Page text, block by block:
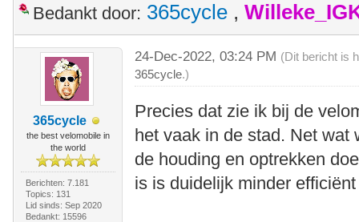
Bedankt door: 365cycle ,
365cycle
the best velomobile in
the world
Berichten: 7.181
Topics: 131
Lid sinds: Sep 2020
Bedankt: 15596
24-Dec-2022, 03:24 PM (Dit bericht is
365cycle.)
Precies dat zie ik bij de
het vaak in de stad. Net wat
de houding en optrekken
is is duidelijk minder